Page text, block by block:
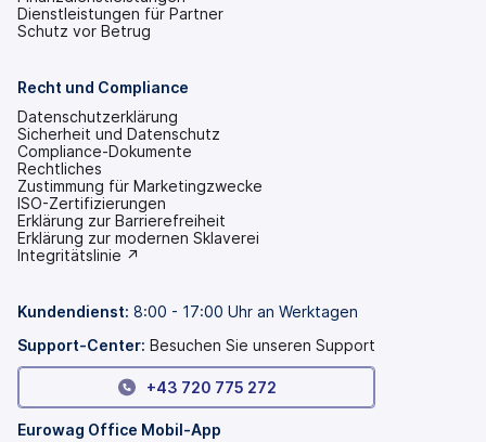
Dienstleistungen für Partner
Schutz vor Betrug
Recht und Compliance
Datenschutzerklärung
Sicherheit und Datenschutz
Compliance-Dokumente
Rechtliches
Zustimmung für Marketingzwecke
ISO-Zertifizierungen
Erklärung zur Barrierefreiheit
(wird
in
Tab
Erklärung zur modernen Sklaverei
(wird
neuen
geöffnet)
Integritätslinie ↗
Kundendienst: 8:00 - 17:00 Uhr an Werktagen
Support-Center: Besuchen Sie unseren Support
+43 720 775 272
Eurowag Office Mobil-App